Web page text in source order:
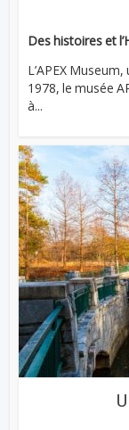
Des histoires et
L’APEX
1978, le musée
à...